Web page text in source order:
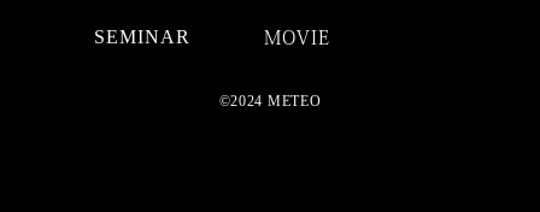
SEMINAR MOVIE
©2024 METEO